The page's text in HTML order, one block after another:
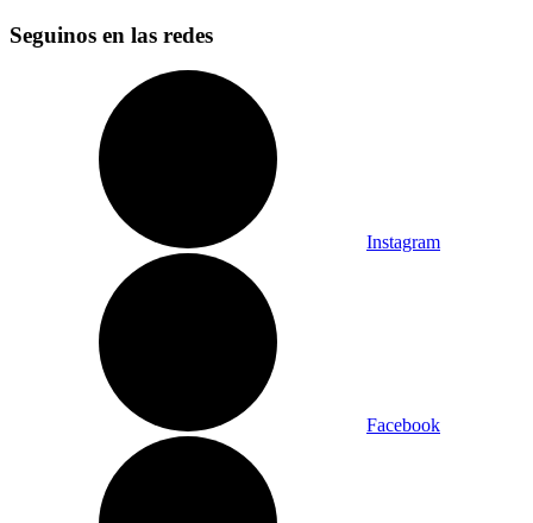
Seguinos en las redes
Instagram
Facebook